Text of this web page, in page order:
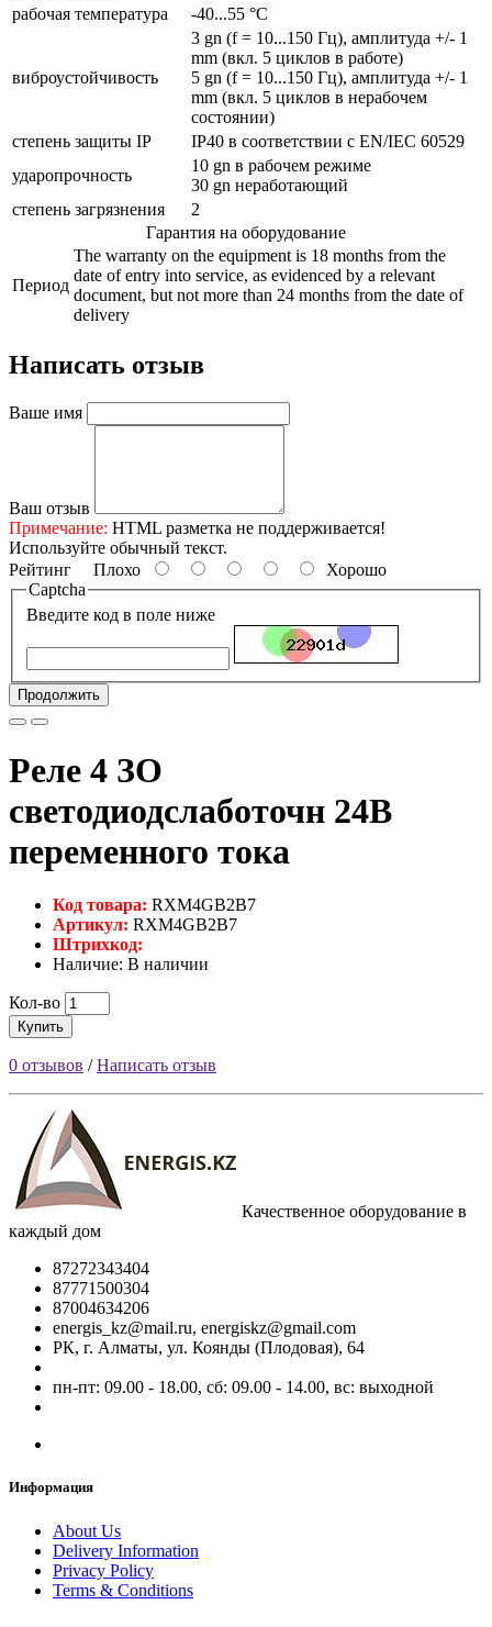
рабочая температура -40...55 °C
виброустойчивость
3 gn (f = 10...150 Гц), амплитуда +/- 1
mm (вкл. 5 циклов в работе)
5 gn (f = 10...150 Гц), амплитуда +/- 1
mm (вкл. 5 циклов в нерабочем
состоянии)
cтепень защиты IP
IP40 в соответствии с EN/IEC 60529
ударопрочность
10 gn в рабочем режиме
30 gn неработающий
степень загрязнения
2
Гарантия на оборудование
Период
The warranty on the equipment is 18 months from the
date of entry into service, as evidenced by a relevant
document, but not more than 24 months from the date of
delivery
Написать отзыв
Ваше имя
Ваш отзыв
Примечание: HTML разметка не поддерживается!
Используйте обычный текст.
Рейтинг Плохо
Хорошо
Captcha
Введите код в поле ниже
Продолжить
Реле 4 ЗО
светодиодслаботочн 24В
переменного тока
Код товара: RXM4GB2B7
Артикул: RXM4GB2B7
Штрихкод:
Наличие: В наличии
Кол-во
Купить
0 отзывов /Написать отзыв
Качественное оборудование в
каждый дом
87272343404
87771500304
87004634206
energis_kz@mail.ru, energiskz@gmail.com
РК, г. Алматы, ул. Коянды (Плодовая), 64
пн-пт: 09.00 - 18.00, сб: 09.00 - 14.00, вс: выходной
Информация
About Us
Delivery Information
Privacy Policy
Terms & Conditions